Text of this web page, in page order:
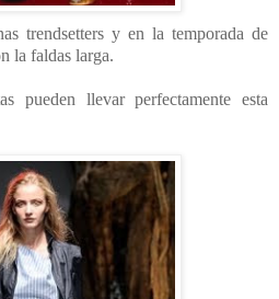
trendsetters y en la temporada de
la faldas larga.
pueden llevar perfectamente esta